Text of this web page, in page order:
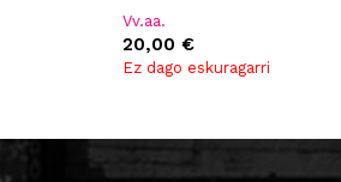
Vv.aa.
20,00 €
Ez dago eskuragarri